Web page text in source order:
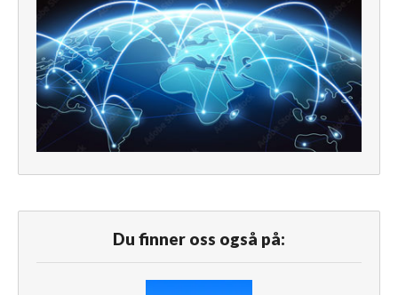
Du finner oss også på: